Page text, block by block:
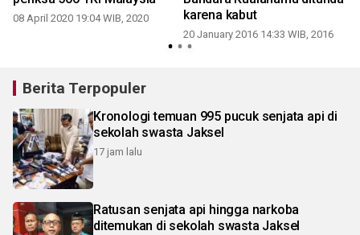
08 April 2020 19:04 WIB, 2020
karena kabut
20 January 2016 14:33 WIB, 2016
Berita Terpopuler
Kronologi temuan 995 pucuk senjata api di
sekolah swasta Jaksel
17 jam lalu
Ratusan senjata api hingga narkoba
ditemukan di sekolah swasta Jaksel